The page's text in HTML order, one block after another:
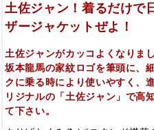
土佐ジャン！着るだけで
ザージャケットぜよ！
土佐ジャンがカッコよくなりま
坂本龍馬の家紋ロゴを筆頭に、
クに乗る時により使いやすく、
リジナルの「土佐ジャン」で高
て下さい。